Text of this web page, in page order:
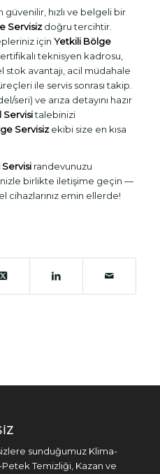
güvenilir, hızlı ve belgeli bir
Servisizdoğru tercihtir.
için Yetkili Bölge
teknisyen kadrosu,
avantajı, acil müdahale
ile servis sonrası takip.
seri) ve arıza detayını hazır
Servisitalebinizi
Servisizekibi size en kısa
randevunuzu
birlikte iletişime geçin —
cihazlarınız emin ellerde!
sunduğumuz Klima-
Temizliği, Kazan ve